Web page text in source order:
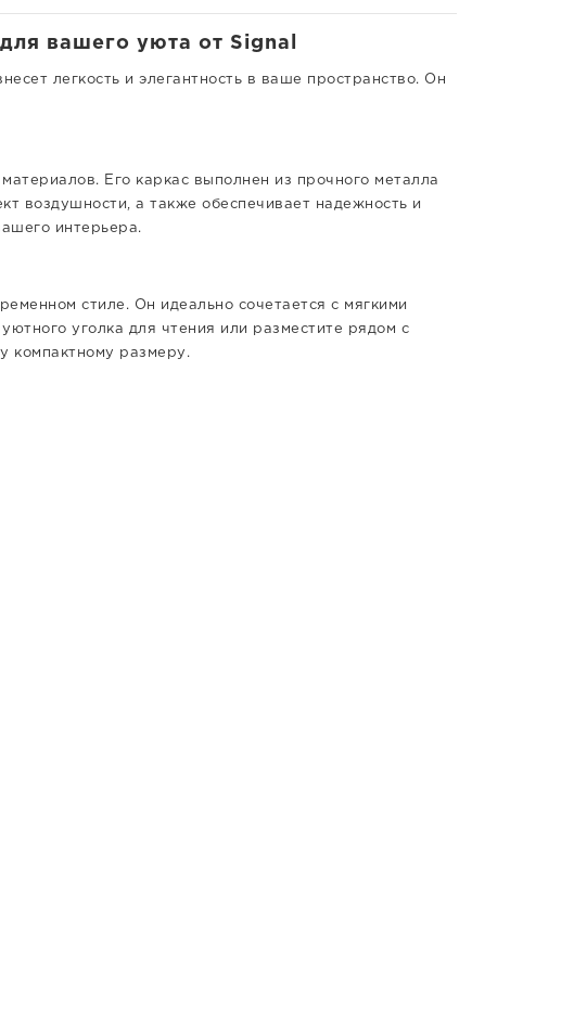
вашего уюта от Signal
легкость и элегантность в ваше пространство. Он
Его каркас выполнен из прочного металла
воздушности, а также обеспечивает надежность и
интерьера.
стиле. Он идеально сочетается с мягкими
уголка для чтения или разместите рядом с
компактному размеру.